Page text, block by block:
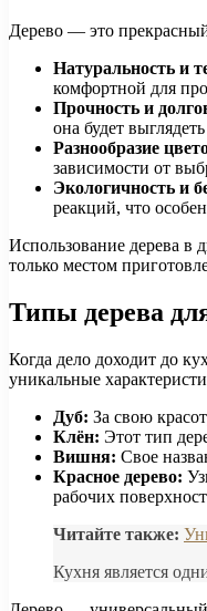
Дерево — это
Натуральность и
комфортной для
Прочность и
она будет
Разнообразие
зависимости от
Экологичность и
реакций, что
Использование дерева в
только местом
Типы дерева
Когда дело доходит до
уникальные
Дуб: За свою
Клён: Этот тип
Вишня: Свое
Красное дерево:
рабочих
Читайте также:
Кухня является